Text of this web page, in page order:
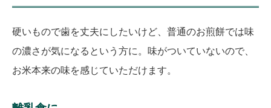
硬いもので歯を丈夫にしたいけど、普通のお煎餅では味
の濃さが気になるという方に。味がついていないので、
お米本来の味を感じていただけます。